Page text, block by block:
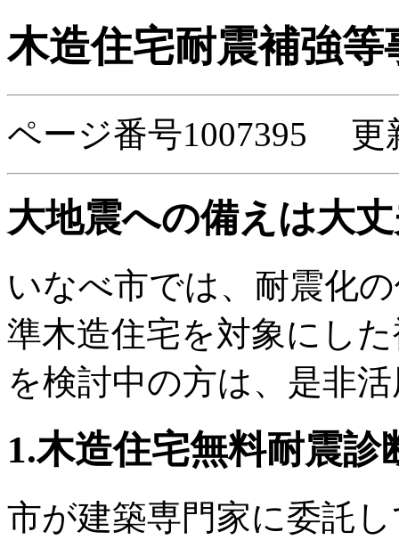
木造住宅耐震補強
ページ番号1007395 更
大地震への備えは大
いなべ市では、耐震化
準木造住宅を対象にし
を検討中の方は、是非
1.木造住宅無料耐震診
市が建築専門家に委託